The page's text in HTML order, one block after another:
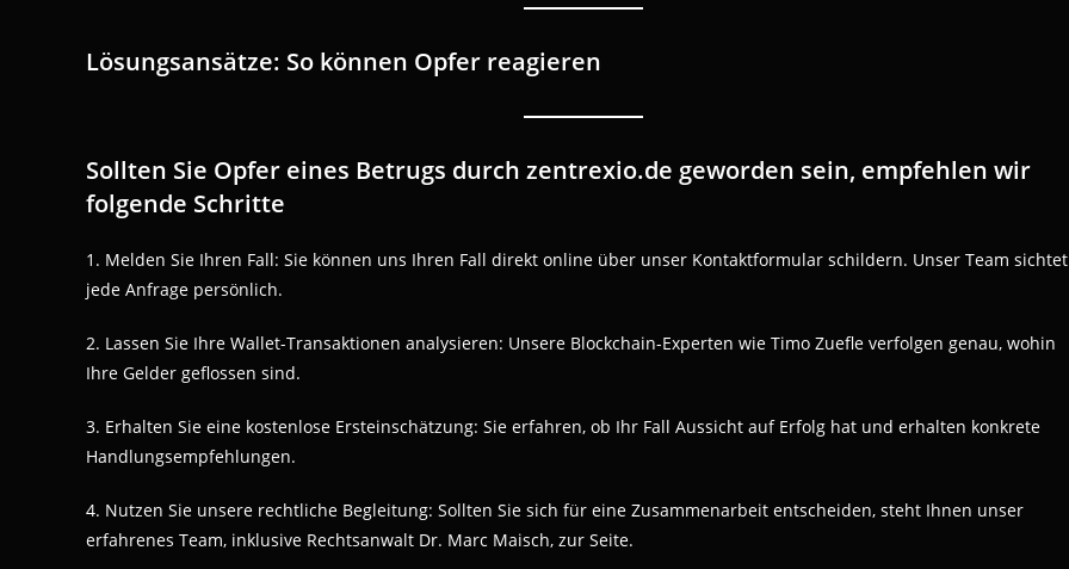
Lösungsansätze: So können Opfer reagieren
Sollten Sie Opfer eines Betrugs durch zentrexio.de geworden sein, empfehlen wir
folgende Schritte
1. Melden Sie Ihren Fall: Sie können uns Ihren Fall direkt online über unser Kontaktformular schildern. Unser Team sichtet
jede Anfrage persönlich.
2. Lassen Sie Ihre Wallet-Transaktionen analysieren: Unsere Blockchain-Experten wie Timo Zuefle verfolgen genau, wohin
Ihre Gelder geflossen sind.
3. Erhalten Sie eine kostenlose Ersteinschätzung: Sie erfahren, ob Ihr Fall Aussicht auf Erfolg hat und erhalten konkrete
Handlungsempfehlungen.
4. Nutzen Sie unsere rechtliche Begleitung: Sollten Sie sich für eine Zusammenarbeit entscheiden, steht Ihnen unser
erfahrenes Team, inklusive Rechtsanwalt Dr. Marc Maisch, zur Seite.